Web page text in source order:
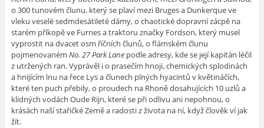
o 300 tunovém člunu, který se plaví mezi Bruges a Dunkerque ve
vleku veselé sedmdesátileté dámy, o chaotické dopravní zácpě na
starém příkopě ve Furnes a traktoru značky Fordson, který musel
vyprostit na dvacet osm říčních člunů, o flámském člunu
pojmenovaném No. 27 Park Lanepodle adresy, kde se její kapitán léčil
z utržených ran. Vyprávěl i o prasečím hnoji, chemických splodinách
a hnijícím lnu na řece Lys a člunech plných hyacintů v květináčích,
které ten puch přebily, o proudech na Rhoně dosahujících 10 uzlů a
klidných vodách Oude Rijn, které se při odlivu ani nepohnou, o
krásách naší stařičké Země a radosti z života na ní, když člověk ví jak
žít.